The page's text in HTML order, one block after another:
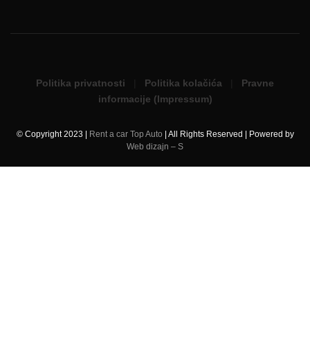
Politika privatnosti Politika kolačića
Pravne
informacije (Impressum)
© Copyright 2023 | Rent a car Top Auto | All Rights Reserved | Powered by
Web dizajn – S